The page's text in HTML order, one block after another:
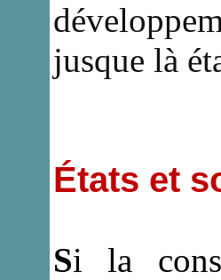
jusque là
États et
Si la